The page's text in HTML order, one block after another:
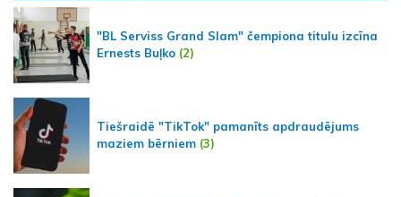
"BL Serviss Grand Slam" čempiona titulu izcīna
Ernests Buļko (2)
Tiešraidē "TikTok" pamanīts apdraudējums
maziem bērniem (3)